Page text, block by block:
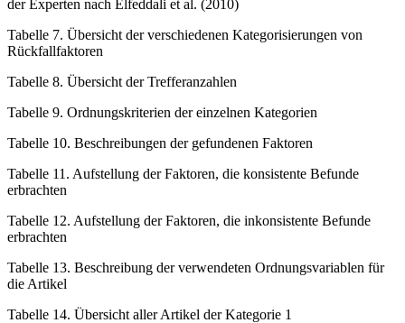
der Experten nach Elfeddali et al. (2010)
Tabelle 7. Übersicht der verschiedenen Kategorisierungen von
Rückfallfaktoren
Tabelle 8. Übersicht der Trefferanzahlen
Tabelle 9. Ordnungskriterien der einzelnen Kategorien
Tabelle 10. Beschreibungen der gefundenen Faktoren
Tabelle 11. Aufstellung der Faktoren, die konsistente Befunde
erbrachten
Tabelle 12. Aufstellung der Faktoren, die inkonsistente Befunde
erbrachten
Tabelle 13. Beschreibung der verwendeten Ordnungsvariablen für
die Artikel
Tabelle 14. Übersicht aller Artikel der Kategorie 1